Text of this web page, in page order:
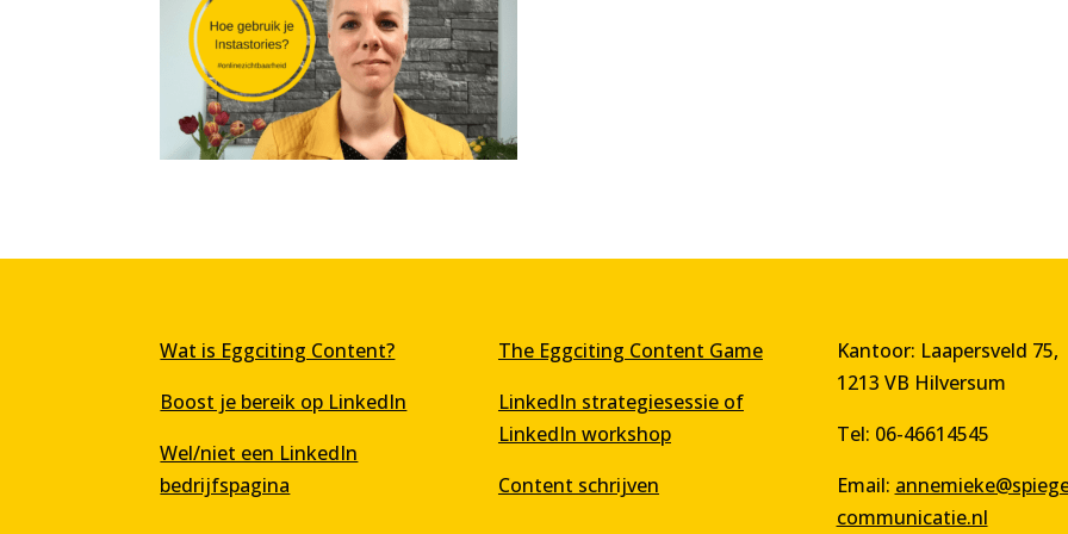
Wat is Eggciting Content?
Boost je bereik op LinkedIn
Wel/niet een LinkedIn
bedrijfspagina
The Eggciting Content Game
LinkedIn strategiesessie of
LinkedIn workshop
Content schrijven
Kantoor: Laapersveld 75,
1213 VB Hilversum
Tel: 06-46614545
Email:
communicatie.nl